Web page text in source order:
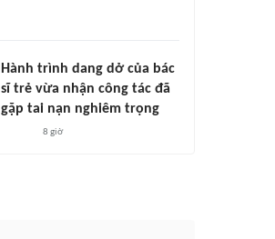
Hành trình dang dở của bác
sĩ trẻ vừa nhận công tác đã
gặp tai nạn nghiêm trọng
8 giờ